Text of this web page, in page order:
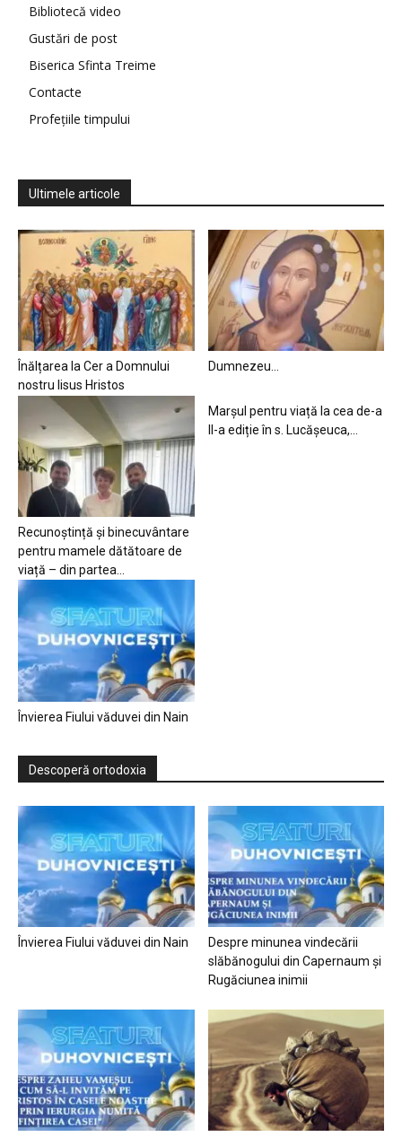
Bibliotecă video
Gustări de post
Biserica Sfinta Treime
Contacte
Profețiile timpului
Ultimele articole
Înălțarea la Cer a Domnului
nostru Iisus Hristos
Dumnezeu…
Recunoștință și binecuvântare
pentru mamele dătătoare de
viață – din partea...
Marșul pentru viață la cea de-a
II-a ediție în s. Lucășeuca,...
Învierea Fiului văduvei din Nain
Descoperă ortodoxia
Învierea Fiului văduvei din Nain
Despre minunea vindecării
slăbănogului din Capernaum și
Rugăciunea inimii